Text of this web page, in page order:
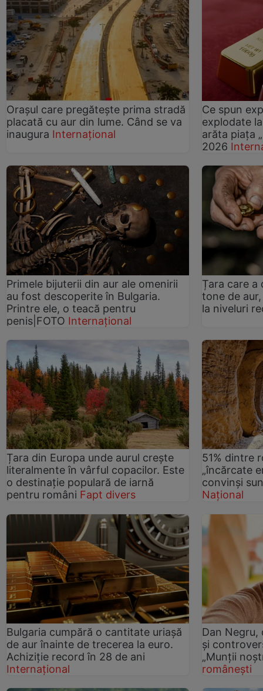
Orașul care pregătește prima stradă
placată cu aur din lume. Când se va
inaugura Internațional
Ce spun
explodate
arăta piața
2026
Primele bijuterii din aur ale omenirii
au fost descoperite în Bulgaria.
Printre ele, o teacă pentru
penis|FOTO Internațional
Țara care a
tone de
la niveluri
Țara din Europa unde aurul crește
literalmente în vârful copacilor. Este
o destinație populară de iarnă
pentru români Fapt divers
51% dintre
„încărcate
convinși
Național
Bulgaria cumpără o cantitate uriașă
de aur înainte de trecerea la euro.
Achiziție record în 28 de ani
Internațional
Dan Negru,
și
„Munții
românești